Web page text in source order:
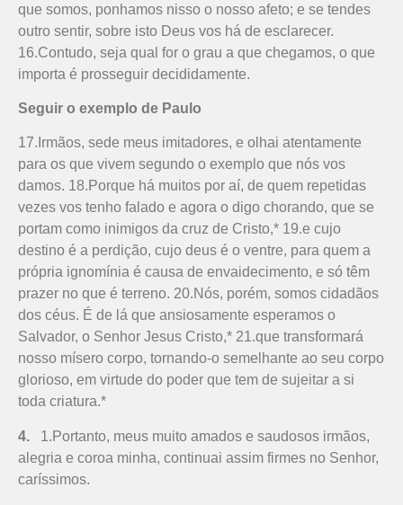
que somos, ponhamos nisso o nosso afeto; e se tendes
outro sentir, sobre isto Deus vos há de esclarecer.
16.Contudo, seja qual for o grau a que chegamos, o que
importa é prosseguir decididamente.
Seguir o exemplo de Paulo
17.Irmãos, sede meus imitadores, e olhai atentamente
para os que vivem segundo o exemplo que nós vos
damos. 18.Porque há muitos por aí, de quem repetidas
vezes vos tenho falado e agora o digo chorando, que se
portam como inimigos da cruz de Cristo,* 19.e cujo
destino é a perdição, cujo deus é o ventre, para quem a
própria ignomínia é causa de envaidecimento, e só têm
prazer no que é terreno. 20.Nós, porém, somos cidadãos
dos céus. É de lá que ansiosamente esperamos o
Salvador, o Senhor Jesus Cristo,* 21.que transformará
nosso mísero corpo, tornando-o semelhante ao seu corpo
glorioso, em virtude do poder que tem de sujeitar a si
toda criatura.*
4. 1.Portanto, meus muito amados e saudosos irmãos,
alegria e coroa minha, continuai assim firmes no Senhor,
caríssimos.